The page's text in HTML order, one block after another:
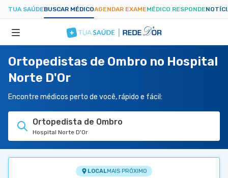
TUA SAÚDEBUSCAR MÉDICOAGENDAR EXAMEMÉDICO RESPONDE
ESPECIALIDADES
HOSPITAIS
TUASAUDE.COM
Ortopedistas de Ombro no Hospital
Norte D'Or
Encontre médicos perto de você, rápido e fácil:
Ortopedista de Ombro
Hospital Norte D'Or
LOCALMAIS PRÓXIMO